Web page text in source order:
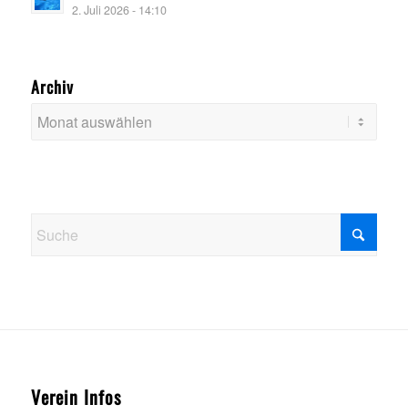
2. Juli 2026 - 14:10
Archiv
Verein Infos